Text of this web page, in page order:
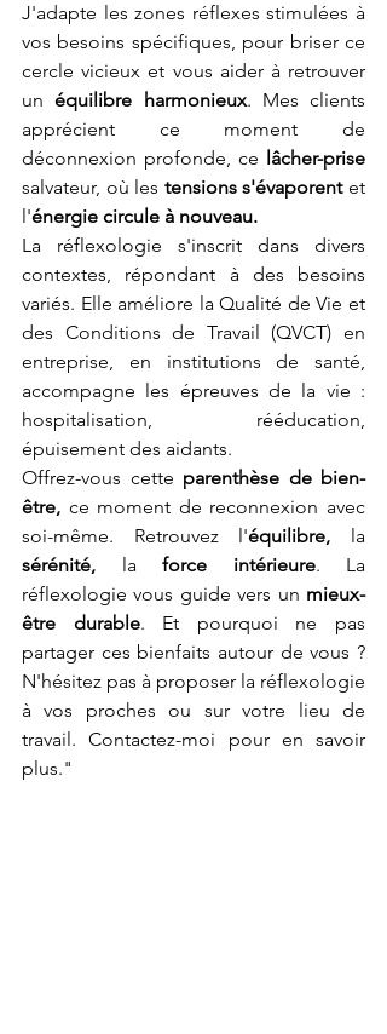
J'adapte les zones réflexes stimulées à
vos besoins spécifiques, pour briser ce
cercle vicieux et vous aider à retrouver
un équilibre harmonieux. Mes clients
apprécient ce moment de
déconnexion profonde, ce
salvateur, où les tensions s'évaporent et
l'énergie circule à nouveau.
La réflexologie s'inscrit dans divers
contextes, répondant à des besoins
variés. Elle améliore la Qualité de Vie et
des Conditions de Travail (QVCT) en
entreprise, en institutions de santé,
accompagne les épreuves de la vie :
hospitalisation, rééducation,
épuisement des aidants.
Offrez-vous cette parenthèse de bien-
être, ce moment de reconnexion avec
soi-même. Retrouvez l'équilibre,
sérénité, la force intérieure. La
réflexologie vous guide vers un mieux-
être durable. Et pourquoi ne pas
partager ces bienfaits autour de vous ?
N'hésitez pas à proposer la réflexologie
à vos proches ou sur votre lieu de
travail. Contactez-moi pour en savoir
plus."